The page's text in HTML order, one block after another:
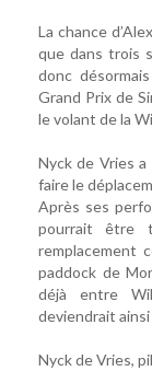
La chance
que dans trois
donc
Grand Prix de
le volant de la
Nyck de Vries
faire le
Après ses
pourrait être
remplacement
paddock de
déjà entre
deviendrait ainsi
Nyck de Vries,